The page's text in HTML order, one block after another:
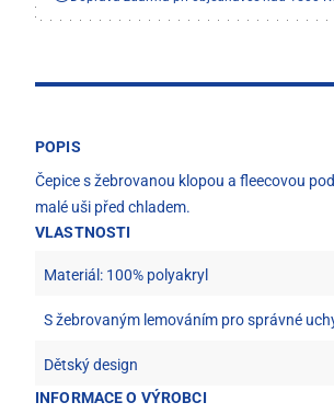
POPIS
Čepice s žebrovanou klopou a fleecovou
malé uši před chladem.
VLASTNOSTI
Materiál: 100% polyakryl
S žebrovaným lemováním pro správné
Dětský design
INFORMACE O VÝROBCI